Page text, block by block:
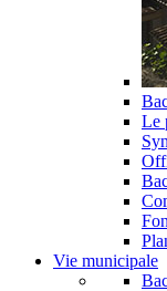
Le
Vie municipale